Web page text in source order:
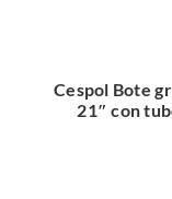
Cespol Bote
21″ con